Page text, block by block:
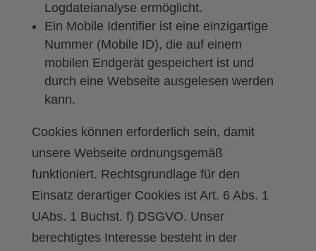
Logdateianalyse ermöglicht.
Ein Mobile Identifier ist eine einzigartige
Nummer (Mobile ID), die auf einem
mobilen Endgerät gespeichert ist und
durch eine Webseite ausgelesen werden
kann.
Cookies können erforderlich sein, damit
unsere Webseite ordnungsgemäß
funktioniert. Rechtsgrundlage für den
Einsatz derartiger Cookies ist Art. 6 Abs. 1
UAbs. 1 Buchst. f) DSGVO. Unser
berechtigtes Interesse besteht in der